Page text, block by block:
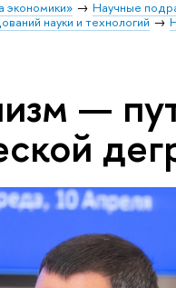
экономики» Научные
науки и технологий
—